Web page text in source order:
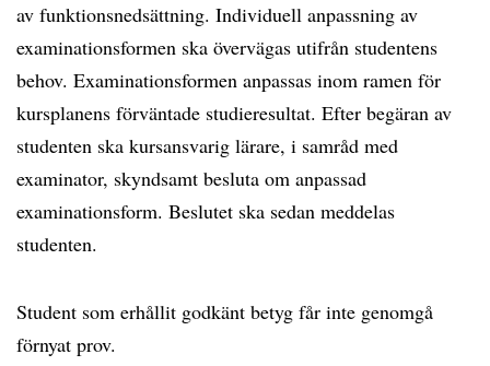
av funktionsnedsättning. Individuell anpassning av
examinationsformen ska övervägas utifrån studentens
behov. Examinationsformen anpassas inom ramen för
kursplanens förväntade studieresultat. Efter begäran av
studenten ska kursansvarig lärare, i samråd med
examinator, skyndsamt besluta om anpassad
examinationsform. Beslutet ska sedan meddelas
studenten.
Student som erhållit godkänt betyg får inte genomgå
förnyat prov.